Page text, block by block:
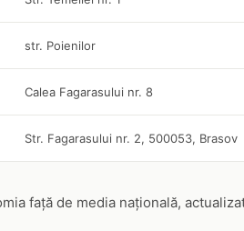
str. Poienilor
Calea Fagarasului nr. 8
Str. Fagarasului nr. 2, 500053, Brasov
față de media națională,